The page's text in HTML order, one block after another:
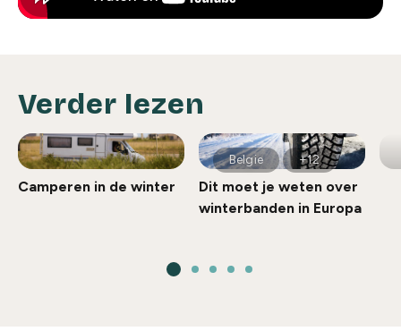
Verder lezen
Camperen in de winter
Belgie +12
Dit moet je weten over
winterbanden in Europa